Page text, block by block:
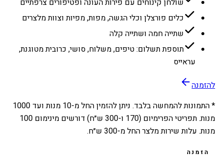
שולחן קינוחים עם פירות העונה ופטיפורים צרפתיים
כלים פורצלן וכלי הגשה, מפות, מפיות וצוות מלצרים
שתייה חמה ושתייה קלה
תוספת תשלום: טיפים, משלוח, סושי, כרובית מטוגנת,
עראייס
להזמנה
* התמונות להמחשה בלבד. ניתן להזמין החל מ-10 מנות ועד 1000
מנות. תפריטי הפרימיום (170 ו-300 ש״ח) דורשים מינימום 100
מנות. עלות שירות מלצר החל מ-300 ש״ח.
הזמנה